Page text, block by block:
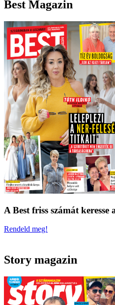
Best Magazin
A Best friss számát keresse
Rendeld meg!
Story magazin